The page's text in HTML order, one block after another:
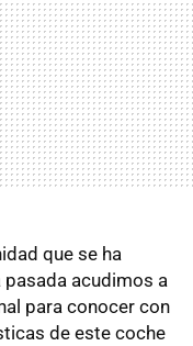
que se ha
pasada acudimos a
para conocer con
de este coche